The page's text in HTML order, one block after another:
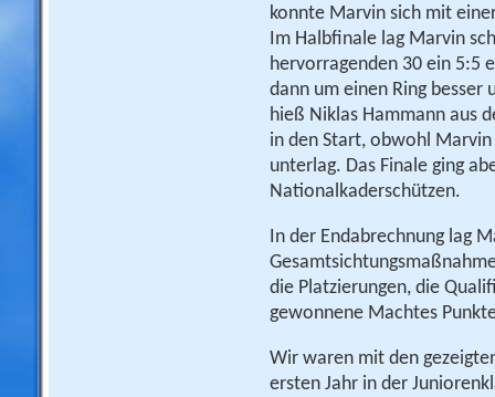
konnte Marvin sich mit
Im Halbfinale lag Marvin
hervorragenden 30 ein 5:5
dann um einen Ring besser
hieß Niklas Hammann aus
in den Start, obwohl
unterlag. Das Finale ging
Nationalkaderschützen.
In der Endabrechnung lag
die Platzierungen, die
gewonnene Machtes
Wir waren mit den
ersten Jahr in der